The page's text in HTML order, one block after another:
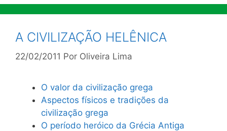
A CIVILIZAÇÃO HELÊNICA
22/02/2011 Por Oliveira Lima
O valor da civilização grega
Aspectos físicos e tradições da
civilização grega
O período heróico da Grécia Antiga